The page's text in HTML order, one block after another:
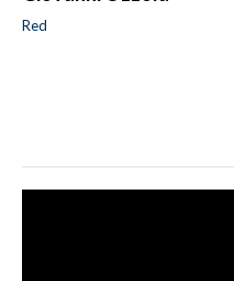
Red